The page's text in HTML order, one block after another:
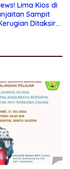
Lima Kios di
Sampit
Ditaksir